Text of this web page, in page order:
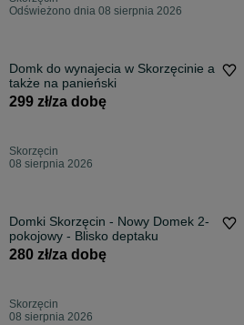
Odświeżono dnia 08 sierpnia 2026
Domk do wynajecia w Skorzęcinie a
także na panieński
299 zł/za dobę
Skorzęcin
08 sierpnia 2026
Domki Skorzęcin - Nowy Domek 2-
pokojowy - Blisko deptaku
280 zł/za dobę
Skorzęcin
08 sierpnia 2026